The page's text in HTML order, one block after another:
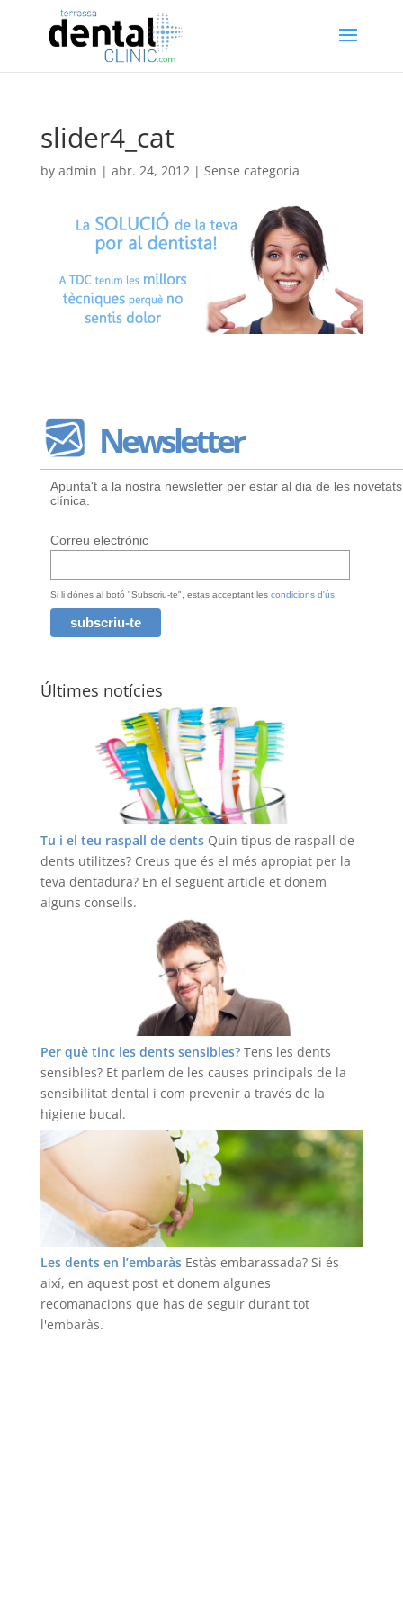
slider4_cat
by admin | abr. 24, 2012| Sense categoria
Newsletter
Apunta't a la nostra newsletter per estar al dia de les
clínica.
Correu electrònic
Si li dónes al botó "Subscriu-te", estas acceptant les condicions d'ús.
Últimes notícies
Tu i el teu raspall de dents Quin tipus de raspall de
dents utilitzes? Creus que és el més apropiat per la
teva dentadura? En el següent article et donem
alguns consells.
Per què tinc les dents sensibles? Tens les dents
sensibles? Et parlem de les causes principals de la
sensibilitat dental i com prevenir a través de la
higiene bucal.
Les dents en l’embaràs Estàs embarassada? Si és
així, en aquest post et donem algunes
recomanacions que has de seguir durant tot
l'embaràs.